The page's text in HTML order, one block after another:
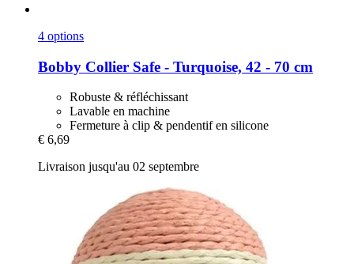
4 options
Bobby Collier Safe -​ Turquoise, 42 -​ 70 cm
Robuste & réfléchissant
Lavable en machine
Fermeture à clip & pendentif en silicone
€ 6,69
Livraison jusqu'au 02 septembre